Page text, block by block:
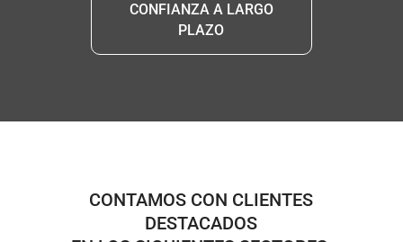
CONFIANZA A LARGO
PLAZO
CONTAMOS CON CLIENTES
DESTACADOS